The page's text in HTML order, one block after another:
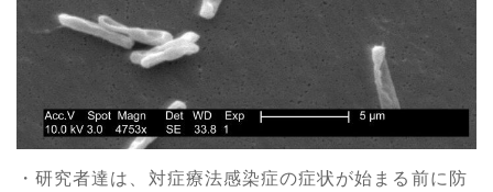
・研究者達は、対症療法感染症の症状が始まる前に防